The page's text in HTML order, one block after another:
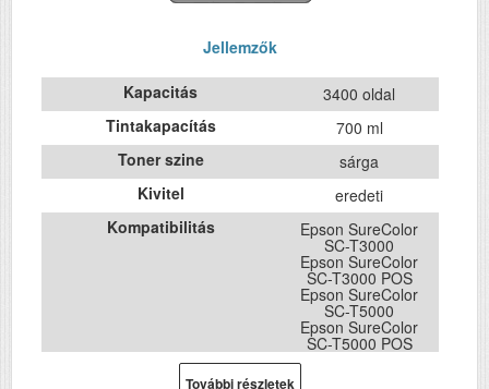
Jellemzők
Kapacitás
3400 oldal
Tintakapacítás
700 ml
Toner szine
sárga
Kivitel
eredeti
Kompatibilitás
Epson SureColor
SC-T3000
Epson SureColor
SC-T3000 POS
Epson SureColor
SC-T5000
Epson SureColor
SC-T5000 POS
Epson SureColor
További részletek